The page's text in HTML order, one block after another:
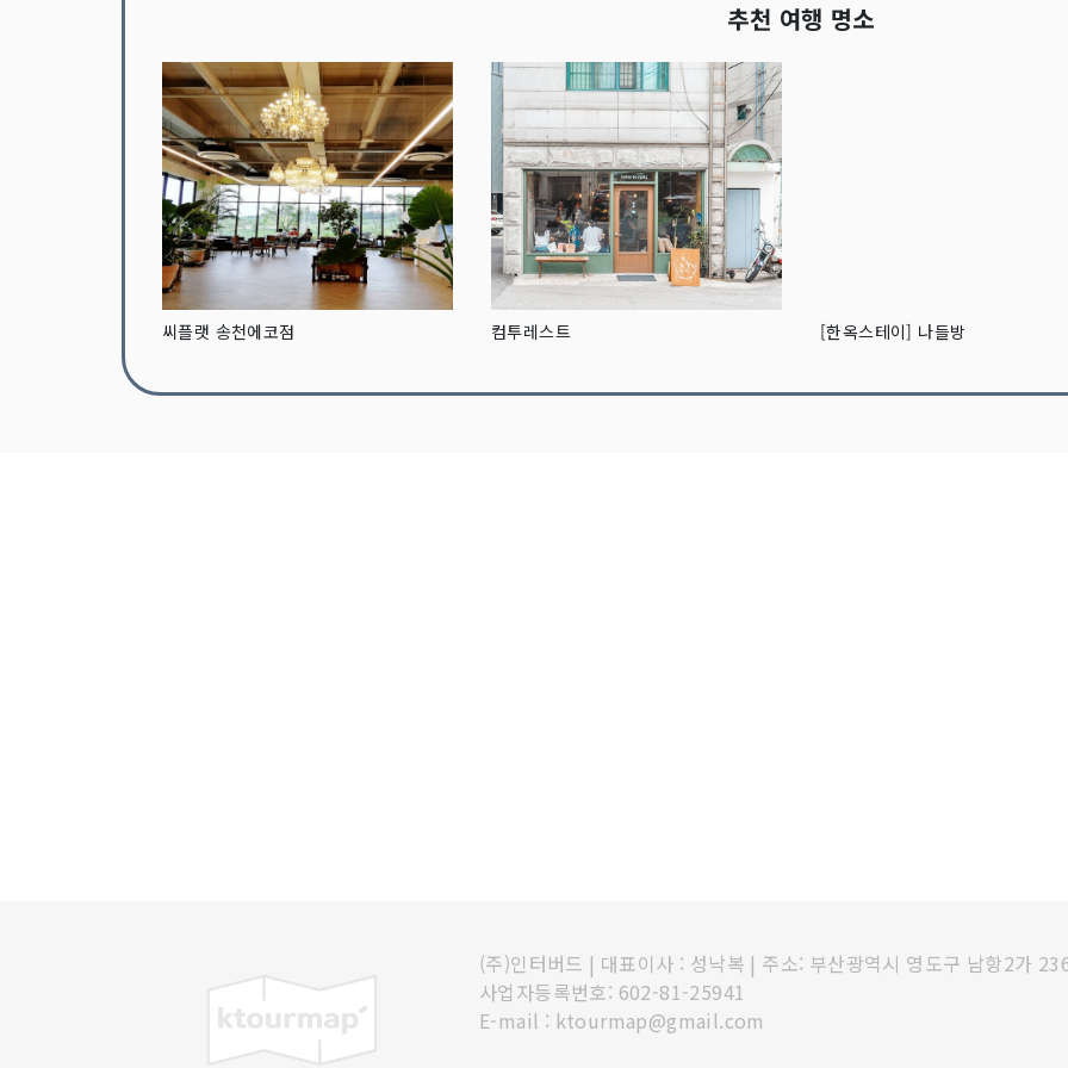
추천 여행 명소
씨플랫 송천에코점 컴투레스트 [한옥스테이] 나들방
(주)인터버드 | 대표이사 : 성낙복 | 주소: 부산광역시 영도구 남항2가
사업자등록번호: 602-81-25941
E-mail : ktourmap@gmail.com